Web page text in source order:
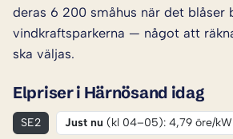
deras 6 200 småhus när det blåser
vindkraftsparkerna — något att
ska väljas.
Elpriser i Härnösand idag
SE2 Just nu (kl 04–05): 4,79 öre/